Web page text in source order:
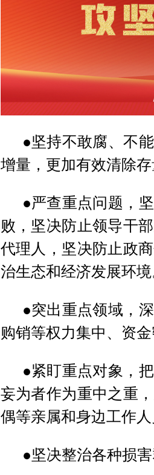
●坚持不敢腐、不
增量，更加有效清除
●严查重点问题，
败，坚决防止领导干
代理人，坚决防止政
治生态和经济发展环
●突出重点领域，
购销等权力集中、资
●紧盯重点对象，
妄为者作为重中之重
偶等亲属和身边工作
●坚决整治各种损